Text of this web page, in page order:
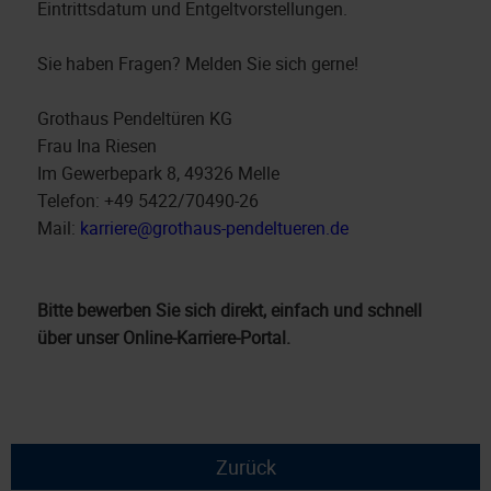
Eintrittsdatum und Entgeltvorstellungen.
Sie haben Fragen? Melden Sie sich gerne!
Grothaus Pendeltüren KG
Frau Ina Riesen
Im Gewerbepark 8, 49326 Melle
Telefon: +49 5422/70490-26
Mail: karriere@grothaus-pendeltueren.de
Bitte bewerben Sie sich direkt, einfach und schnell
über unser Online-Karriere-Portal.
Zurück